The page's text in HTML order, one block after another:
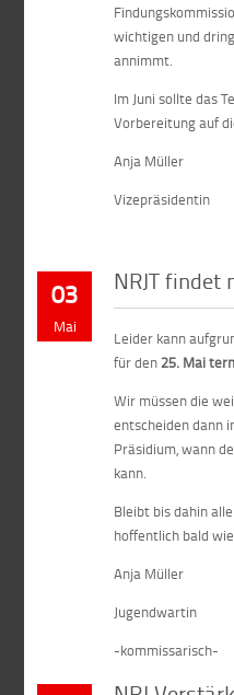
wichtigen und
annimmt.
Im Juni sollte das
Vorbereitung auf
Anja Müller
Vizepräsidentin
03
Mai
NRJT
Leider kann
für den25. Mai
Wir müssen die
entscheiden dann
Präsidium, wann
kann.
Bleibt bis dahin
hoffentlich bald
Anja Müller
Jugendwartin
-kommissarisch-